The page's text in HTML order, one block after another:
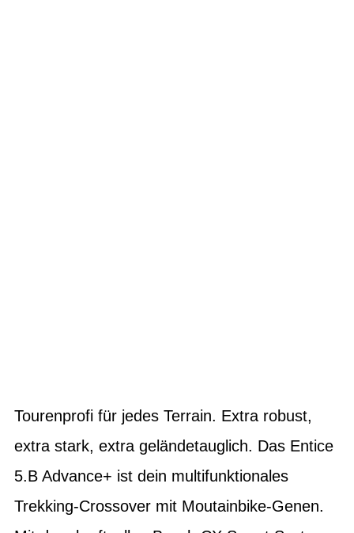
Tourenprofi für jedes Terrain. Extra robust,
extra stark, extra geländetauglich. Das Entice
5.B Advance+ ist dein multifunktionales
Trekking-Crossover mit Moutainbike-Genen.